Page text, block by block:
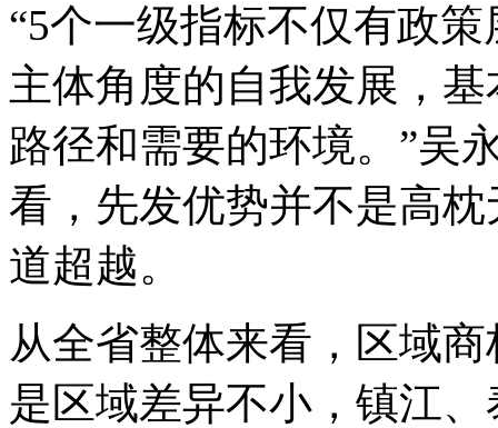
“5个一级指标不仅有政
主体角度的自我发展，
路径和需要的环境。”吴
看，先发优势并不是高
道超越。
从全省整体来看，区域
是区域差异不小，镇江